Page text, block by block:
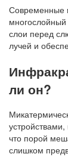
Современные
слои перед
лучей и
ли он?
что порой
слишком